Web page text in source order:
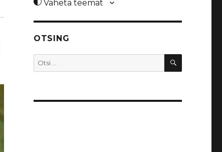
Vaheta teemat
OTSING
Otsi: OTSI